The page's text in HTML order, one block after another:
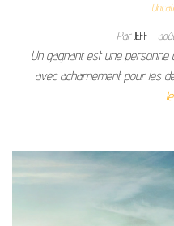
ParJEFF
Un gagnant est une personne
avec acharnement pour les